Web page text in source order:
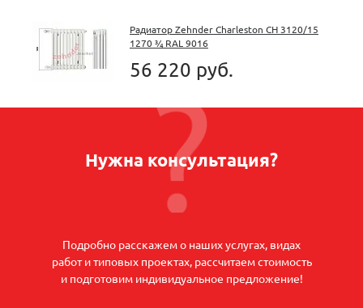
Радиатор Zehnder Charleston CH 3120/15
1270 ¾ RAL 9016
56 220 руб.
Нужна консультация?
Подробно расскажем о наших услугах, видах
работ и типовых проектах, рассчитаем стоимость
и подготовим индивидуальное предложение!